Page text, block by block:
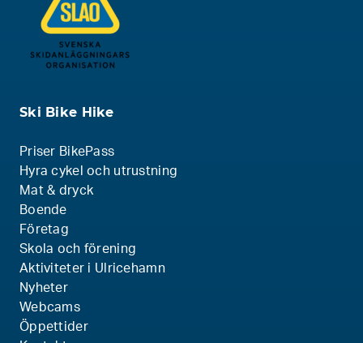
Ski Bike Hike
Priser BikePass
Hyra cykel och utrustning
Mat & dryck
Boende
Företag
Skola och förening
Aktiviteter i Ulricehamn
Nyheter
Webcams
Öppettider